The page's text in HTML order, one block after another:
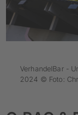
VerhandelBar -
2024 © Foto: